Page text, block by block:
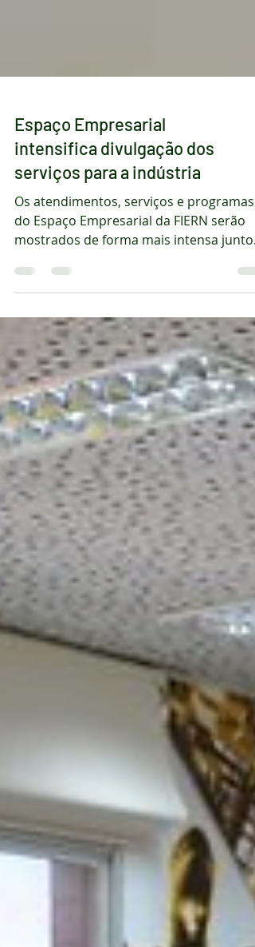
Espaço Empresarial
intensifica divulgação dos
serviços para a indústria
Os atendimentos, serviços e programas
do Espaço Empresarial da FIERN serão
aos empresários,...